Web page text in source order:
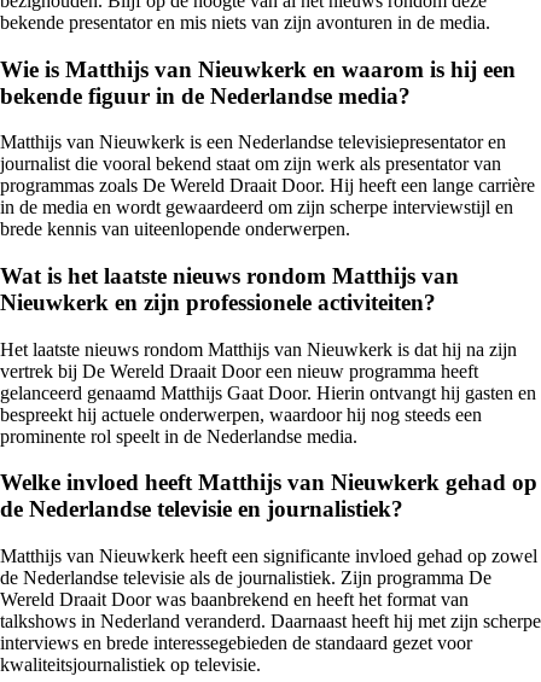
bekende presentator en mis niets van zijn avonturen in de media.
Wie is Matthijs van Nieuwkerk en waarom is hij een
bekende figuur in de Nederlandse media?
Matthijs van Nieuwkerk is een Nederlandse televisiepresentator en
journalist die vooral bekend staat om zijn werk als presentator van
programmas zoals De Wereld Draait Door. Hij heeft een lange carrière
in de media en wordt gewaardeerd om zijn scherpe interviewstijl en
brede kennis van uiteenlopende onderwerpen.
Wat is het laatste nieuws rondom Matthijs van
Nieuwkerk en zijn professionele activiteiten?
Het laatste nieuws rondom Matthijs van Nieuwkerk is dat hij na zijn
vertrek bij De Wereld Draait Door een nieuw programma heeft
gelanceerd genaamd Matthijs Gaat Door. Hierin ontvangt hij gasten en
bespreekt hij actuele onderwerpen, waardoor hij nog steeds een
prominente rol speelt in de Nederlandse media.
Welke invloed heeft Matthijs van Nieuwkerk gehad op
de Nederlandse televisie en journalistiek?
Matthijs van Nieuwkerk heeft een significante invloed gehad op zowel
de Nederlandse televisie als de journalistiek. Zijn programma De
Wereld Draait Door was baanbrekend en heeft het format van
talkshows in Nederland veranderd. Daarnaast heeft hij met zijn scherpe
interviews en brede interessegebieden de standaard gezet voor
kwaliteitsjournalistiek op televisie.